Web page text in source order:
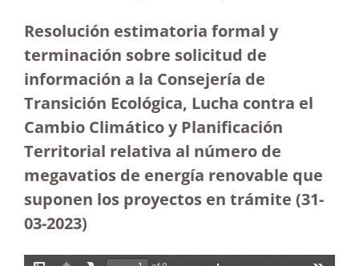
Resolución estimatoria formal y
terminación sobre solicitud de
información a la Consejería de
Transición Ecológica, Lucha contra el
Cambio Climático y Planificación
Territorial relativa al número de
megavatios de energía renovable que
suponen los proyectos en trámite (31-
03-2023)